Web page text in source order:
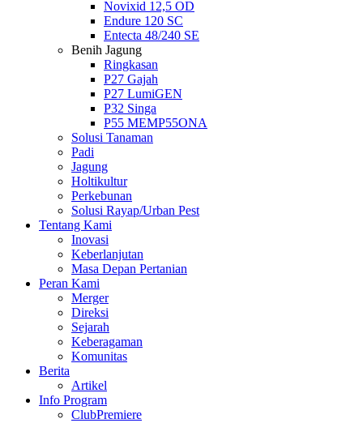
Novixid 12,5 OD
Endure 120 SC
Entecta 48/240 SE
Benih Jagung
Ringkasan
P27 Gajah
P27 LumiGEN
P32 Singa
P55 MEMP55ONA
Solusi Tanaman
Padi
Jagung
Holtikultur
Perkebunan
Solusi Rayap/Urban Pest
Tentang Kami
Inovasi
Keberlanjutan
Masa Depan Pertanian
Peran Kami
Merger
Direksi
Sejarah
Keberagaman
Komunitas
Berita
Artikel
Info Program
ClubPremiere